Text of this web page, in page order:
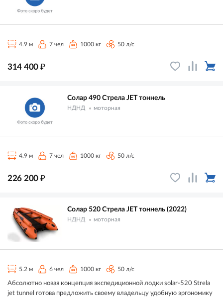
4.9 м 7 чел 1000 кг 50 л/с
314 400 ₽
Солар 490 Стрела JET тоннель
НДНД моторная
4.9 м 7 чел 1000 кг 50 л/с
226 200 ₽
Солар 520 Стрела JET тоннель (2022)
НДНД моторная
5.2 м 6 чел 1000 кг 50 л/с
Абсолютно новая концепция экспедиционной лодки solar-520 Strela
jet tunnel готова предложить своему владельцу удобную эргономику